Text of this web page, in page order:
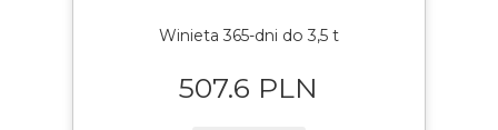
Winieta 365-dni do 3,5 t
507.6 PLN